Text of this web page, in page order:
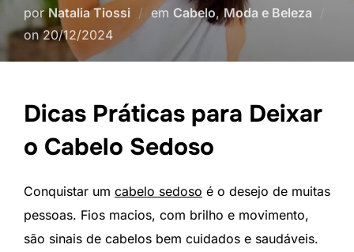
porNatalia Tiossi em Cabelo,Moda e Beleza
onPostado
20/12/2024
Dicas Práticas para Deixar
o Cabelo Sedoso
Conquistar um cabelo sedoso é o desejo de muitas
pessoas. Fios macios, com brilho e movimento,
são sinais de cabelos bem cuidados e saudáveis.